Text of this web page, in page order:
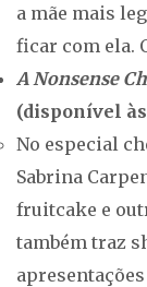
a mãe mais
ficar com ela.
A Nonsense
(disponível
No especial
Sabrina
fruitcake e
também traz